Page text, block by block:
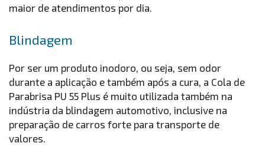
maior de atendimentos por dia.
Blindagem
Por ser um produto inodoro, ou seja, sem odor
durante a aplicação e também após a cura, a Cola de
Parabrisa PU 55 Plus é muito utilizada também na
indústria da blindagem automotivo, inclusive na
preparação de carros forte para transporte de
valores.